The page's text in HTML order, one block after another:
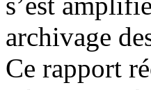
archivage
Ce rapport